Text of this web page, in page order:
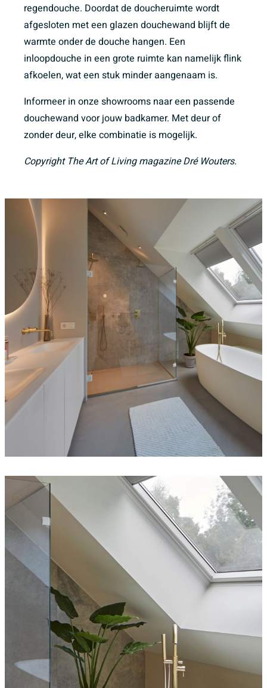
regendouche. Doordat de doucheruimte wordt
afgesloten met een glazen douchewand blijft de
warmte onder de douche hangen. Een
inloopdouche in een grote ruimte kan namelijk flink
afkoelen, wat een stuk minder aangenaam is.
Informeer in onze showrooms naar een passende
douchewand voor jouw badkamer. Met deur of
zonder deur, elke combinatie is mogelijk.
Copyright The Art of Living magazine Dré Wouters.